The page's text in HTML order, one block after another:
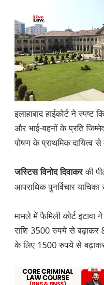
इलाहाबाद हाईकोर्ट ने स्पष्ट
और भाई-बहनों के प्रति
पोषण के प्राथमिक दायित्व
जस्टिस विनोद दिवाकरकी
आपराधिक पुनर्विचार
मामले में फैमिली कोर्ट इटावा
राशि 3500 रुपये से बढ़ाकर
के लिए 1500 रुपये से